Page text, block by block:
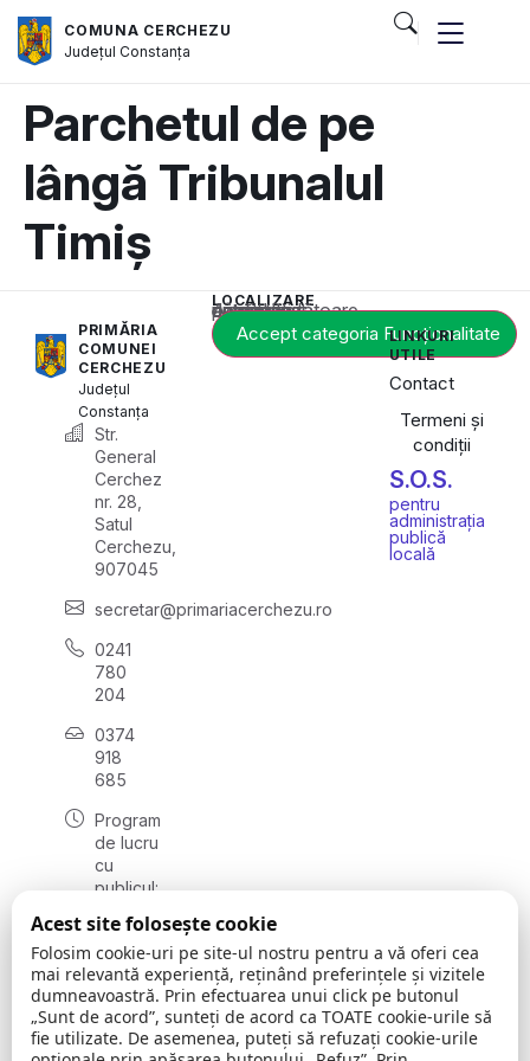
COMUNA CERCHEZU
JudețulConstanța
Parchetul de pe
lângă Tribunalul
Timiș
PRIMĂRIA
COMUNEI
CERCHEZU
Județul
Constanța
Str.
General
Cerchez
nr. 28,
Satul
Cerchezu,
907045
secretar@primariacerchezu.ro
0241
780
204
0374
918
685
Program
de lucru
cu
publicul:
08:00 -
16:30
, vineri:
08:00 -
14:00
LOCALIZARE
Acest conținut este blocat până când acceptați categoria corespunzătoare de cookie-uri.
Accept categoria Funcționalitate
LINKURI
UTILE
Contact
Termeni și
condiții
S.O.S.
pentru
administrația
publică
locală
Acest site folosește cookie
Folosim cookie-uri pe site-ul nostru pentru a vă oferi cea
mai relevantă experiență, reținând preferințele și vizitele
dumneavoastră. Prin efectuarea unui click pe butonul
„Sunt de acord”, sunteți de acord ca TOATE cookie-urile să
fie utilizate. De asemenea, puteți să refuzați cookie-urile